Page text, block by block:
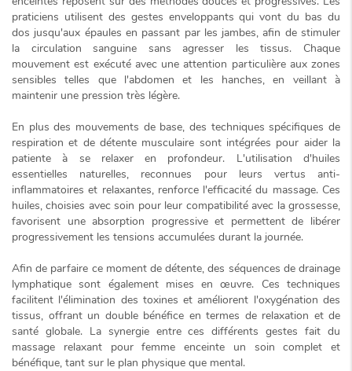
praticiens utilisent des gestes enveloppants qui vont du bas du
dos jusqu'aux épaules en passant par les jambes, afin de stimuler
la circulation sanguine sans agresser les tissus. Chaque
mouvement est exécuté avec une attention particulière aux zones
sensibles telles que l'abdomen et les hanches, en veillant à
maintenir une pression très légère.
En plus des mouvements de base, des techniques spécifiques de
respiration et de détente musculaire sont intégrées pour aider la
patiente à se relaxer en profondeur. L'utilisation d'huiles
essentielles naturelles, reconnues pour leurs vertus anti-
inflammatoires et relaxantes, renforce l'efficacité du massage. Ces
huiles, choisies avec soin pour leur compatibilité avec la grossesse,
favorisent une absorption progressive et permettent de libérer
progressivement les tensions accumulées durant la journée.
Afin de parfaire ce moment de détente, des séquences de drainage
lymphatique sont également mises en œuvre. Ces techniques
facilitent l'élimination des toxines et améliorent l'oxygénation des
tissus, offrant un double bénéfice en termes de relaxation et de
santé globale. La synergie entre ces différents gestes fait du
massage relaxant pour femme enceinte un soin complet et
bénéfique, tant sur le plan physique que mental.